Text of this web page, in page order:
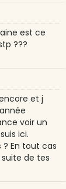
est ce
???
et j
voir un
ici.
En tout cas
de tes